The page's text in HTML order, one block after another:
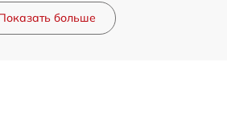
больше